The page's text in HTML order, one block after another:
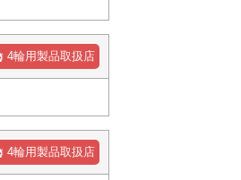
4輪用製品取扱店
4輪用製品取扱店